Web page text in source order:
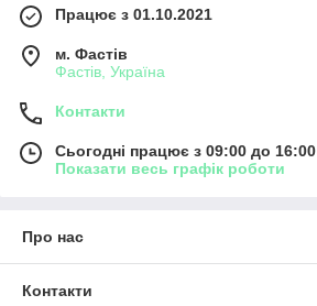
Працює з 01.10.2021
м. Фастів
Фастів, Україна
Контакти
Сьогодні працює з 09:00 до 16:00
Показати весь графік роботи
Про нас
Контакти